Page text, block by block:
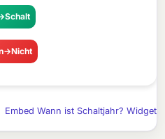
Embed Wann ist Schaltjahr? Widget